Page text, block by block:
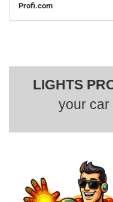
Profi.com
LIGHTS
your car